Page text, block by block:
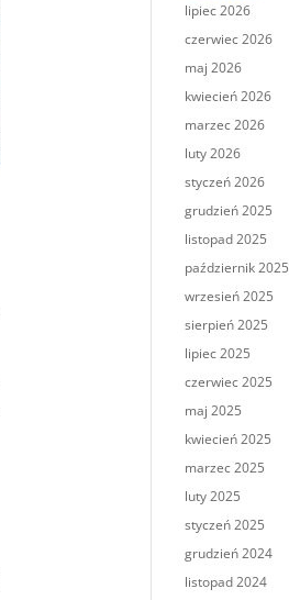
lipiec 2026
czerwiec 2026
maj 2026
kwiecień 2026
marzec 2026
luty 2026
styczeń 2026
grudzień 2025
listopad 2025
październik 2025
wrzesień 2025
sierpień 2025
lipiec 2025
czerwiec 2025
maj 2025
kwiecień 2025
marzec 2025
luty 2025
styczeń 2025
grudzień 2024
listopad 2024